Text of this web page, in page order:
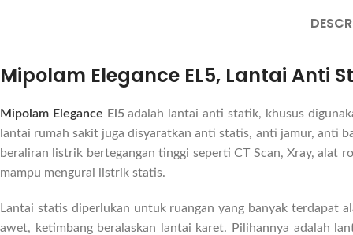
Mipolam Elegance EL5, Lantai Anti
Mipolam Elegance El5adalah lantai anti statik, khusus
lantai rumah sakit juga disyaratkan anti statis, anti jamur, anti
beraliran listrik bertegangan tinggi seperti CT Scan, Xray, alat
mampu mengurai listrik statis.
Lantai statis diperlukan untuk ruangan yang banyak terdapat
awet, ketimbang beralaskan lantai karet. Pilihannya adalah